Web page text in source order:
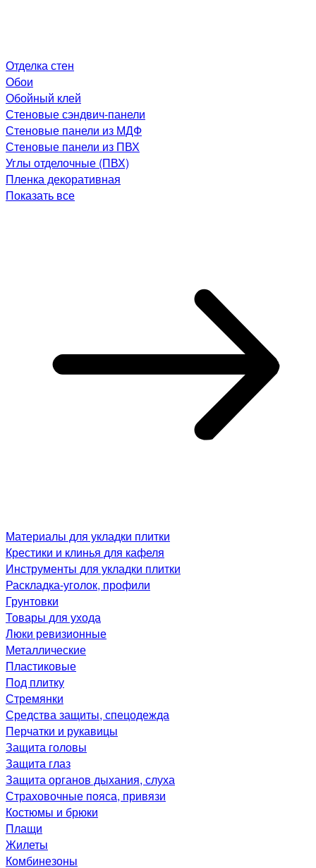
Отделка стен
Обои
Обойный клей
Стеновые сэндвич-панели
Стеновые панели из МДФ
Стеновые панели из ПВХ
Углы отделочные (ПВХ)
Пленка декоративная
Показать все
Материалы для укладки плитки
Крестики и клинья для кафеля
Инструменты для укладки плитки
Раскладка-уголок, профили
Грунтовки
Товары для ухода
Люки ревизионные
Металлические
Пластиковые
Под плитку
Стремянки
Средства защиты, спецодежда
Перчатки и рукавицы
Защита головы
Защита глаз
Защита органов дыхания, слуха
Страховочные пояса, привязи
Костюмы и брюки
Плащи
Жилеты
Комбинезоны